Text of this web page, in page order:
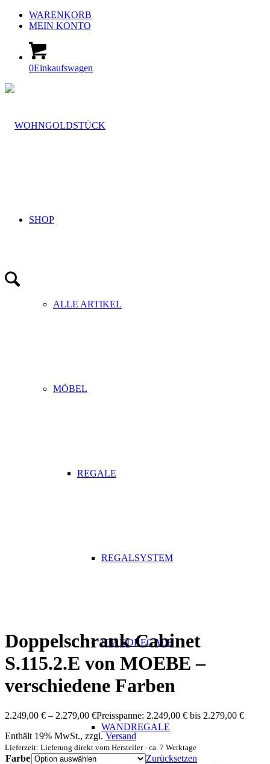
WARENKORB
MEIN KONTO
0Einkaufswagen
SHOP
ALLE ARTIKEL
MÖBEL
REGALE
REGALSYSTEM
STANDREGALE
WANDREGALE
Doppelschrank Cabinet
S.115.2.E von MOEBE –
verschiedene Farben
2.249,00 € – 2.279,00 €Preisspanne: 2.249,00 € bis 2.279,00 €
Enthält 19% MwSt., zzgl. Versand
Lieferzeit: Lieferung direkt vom Hersteller - ca. 7 Werktage
Farbe
Zurücksetzen